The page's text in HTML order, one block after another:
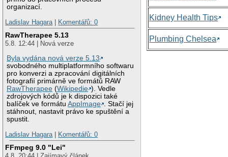
organizací.
Ladislav Hagara
Komentářů: 0
RawTherapee 5.13
5.8. 12:44 | Nová verze
Byla vydána nová verze 5.13
svobodného multiplatformního softwaru
pro konverzi a zpracování digitálních
fotografií primárně ve formátů RAW
RawTherapee (Wikipedie ). Vedle
zdrojových kódů je k dispozici také
balíček ve formátuAppImage . Stačí jej
stáhnout, nastavit právo ke spuštění a
spustit.
Ladislav Hagara
Komentářů: 0
FFmpeg 9.0 "Lei"
Kidney Health Tips
Plumbing Chelsea